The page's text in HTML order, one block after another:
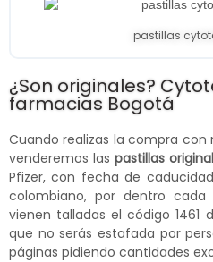
pastillas
¿Son originales?
farmacias Bogotá
Cuando realizas la compra
venderemos las pastillas
Pfizer, con fecha de
colombiano, por dentro
vienen talladas el código 1461
que no serás estafada por
páginas pidiendo cantidades